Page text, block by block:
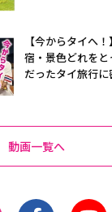
【今からタイへ！
宿・景色どれをと
だったタイ旅行に
動画一覧へ